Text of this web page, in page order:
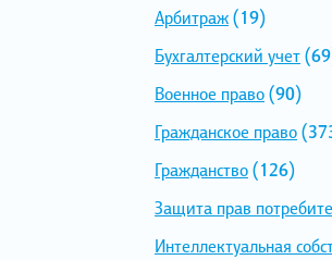
Арбитраж(19)
Бухгалтерский учет
Военное право(90)
Гражданское право
Гражданство(126)
Защита прав
Интеллектуальная